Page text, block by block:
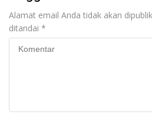
Alamat email Anda tidak akan
ditandai *